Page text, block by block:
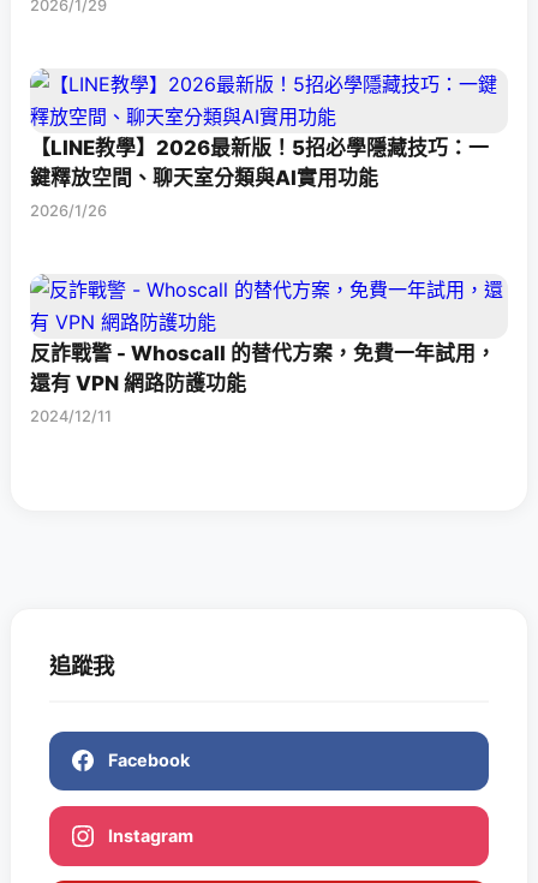
2026/1/29
【LINE教學】2026最新版！5招必學隱藏技巧：一
鍵釋放空間、聊天室分類與AI實用功能
2026/1/26
反詐戰警 - Whoscall 的替代方案，免費一年試用，
還有 VPN 網路防護功能
2024/12/11
追蹤我
Facebook
Instagram